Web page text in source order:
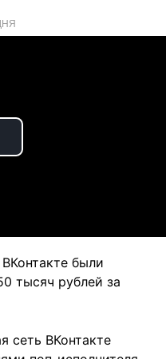
были
тысяч рублей за
сеть ВКонтакте